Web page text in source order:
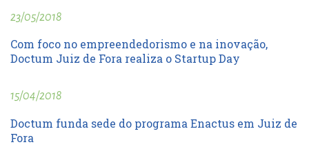
23/05/2018
Com foco no empreendedorismo e na inovação,
Doctum Juiz de Fora realiza o Startup Day
15/04/2018
Doctum funda sede do programa Enactus em Juiz de
Fora